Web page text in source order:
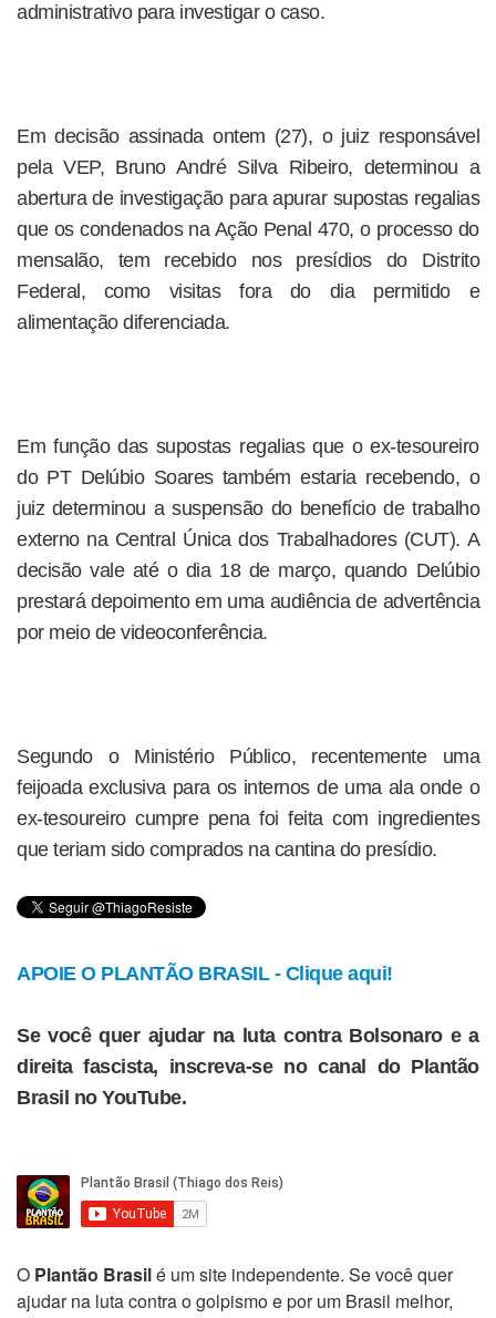
administrativo para investigar o caso.
Em decisão assinada ontem (27), o juiz responsável
pela VEP, Bruno André Silva Ribeiro, determinou a
abertura de investigação para apurar supostas regalias
que os condenados na Ação Penal 470, o processo do
mensalão, tem recebido nos presídios do Distrito
Federal, como visitas fora do dia permitido e
alimentação diferenciada.
Em função das supostas regalias que o ex-tesoureiro
do PT Delúbio Soares também estaria recebendo, o
juiz determinou a suspensão do benefício de trabalho
externo na Central Única dos Trabalhadores (CUT). A
decisão vale até o dia 18 de março, quando Delúbio
prestará depoimento em uma audiência de advertência
por meio de videoconferência.
Segundo o Ministério Público, recentemente uma
feijoada exclusiva para os internos de uma ala onde o
ex-tesoureiro cumpre pena foi feita com ingredientes
que teriam sido comprados na cantina do presídio.
APOIE O PLANTÃO BRASIL - Clique aqui!
Se você quer ajudar na luta contra Bolsonaro e a
direita fascista, inscreva-se no canal do Plantão
Brasil no YouTube.
O Plantão Brasilé um site independente. Se você quer
ajudar na luta contra o golpismo e por um Brasil melhor,